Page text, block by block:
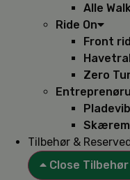
Alle
Ride On
Front
Zero
Tilbehør &
Close